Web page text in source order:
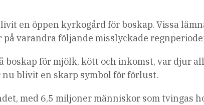
en öppen kyrkogård för boskap. Vissa
varandra följande misslyckade
boskap för mjölk, kött och inkomst, var djur
nu blivit en skarp symbol för förlust.
med 6,5 miljoner människor som tvingas